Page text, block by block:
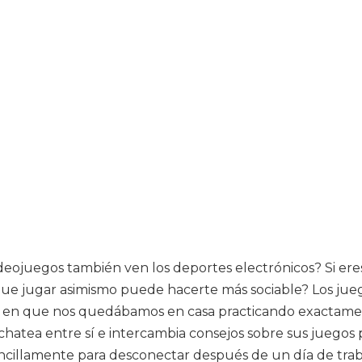
también ven los deportes electrónicos? Si
jugar asimismo puede hacerte más sociable? Los
que nos quedábamos en casa practicando
entre sí e intercambia consejos sobre sus
para desconectar después de un día de